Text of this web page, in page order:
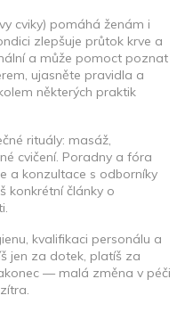
cviky) pomáhá ženám i
zlepšuje průtok krve a
a může pomoct poznat
ujasněte pravidla a
některých praktik
rituály: masáž,
cvičení. Poradny a fóra
a konzultace s odborníky
konkrétní články o
kvalifikaci personálu a
jen za dotek, platíš za
— malá změna v péči